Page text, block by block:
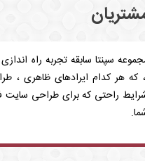
سپنتا سابقه تجربه راه
که هر کدام ایرادهای ظاهری ،
راحتی که برای طراحی سایت